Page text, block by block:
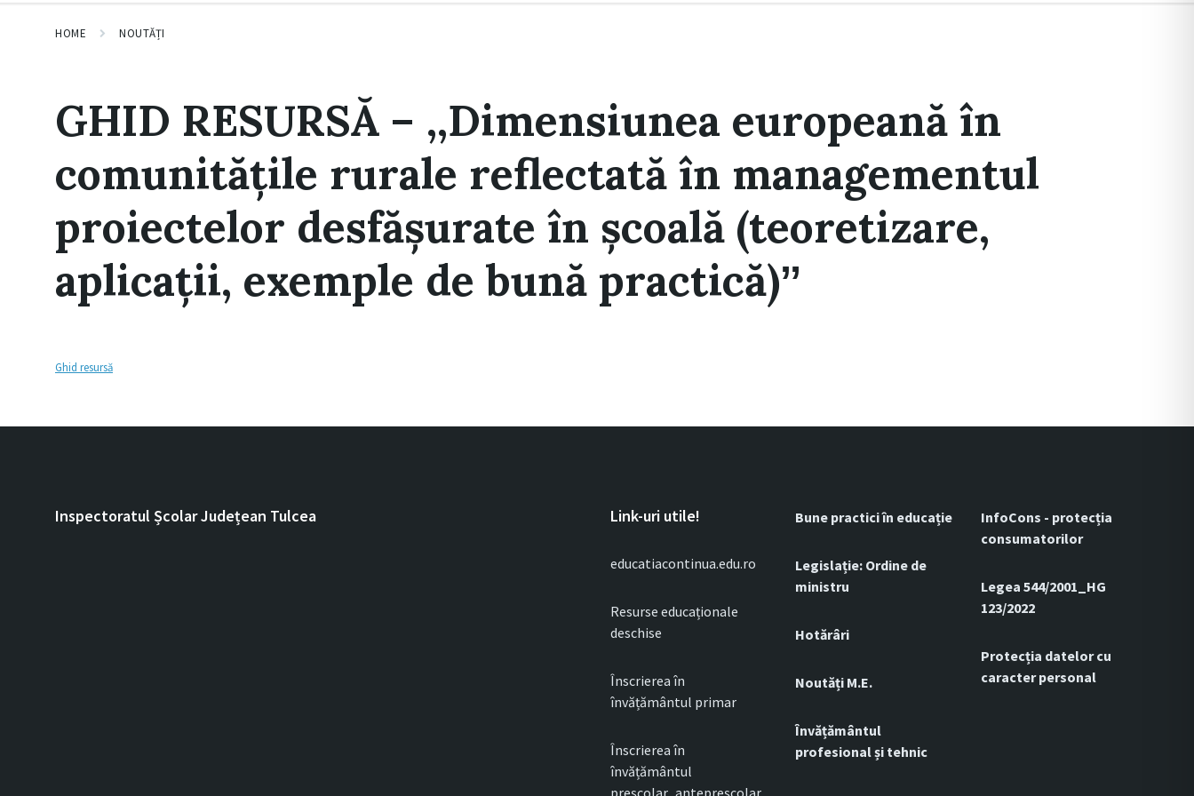
HOME NOUTĂȚI
GHID RESURSĂ – ,,Dimensiunea europeană în
comunitățile rurale reflectată în managementul
proiectelor desfășurate în școală (teoretizare,
aplicații, exemple de bună practică)ˮ
Ghid resursă
Inspectoratul Școlar Județean Tulcea Link-uri utile!
educatiacontinua.edu.ro
Resurse educaționale
deschise
Înscrierea în
învățământul primar
Înscrierea în
învățământul
preșcolar_antepreșcolar
Bune practici în educație
Legislație: Ordine de
ministru
Hotărâri
Noutăți M.E.
Învățământul
profesional și tehnic
InfoCons - protecția
consumatorilor
Legea 544/2001_HG
123/2022
Protecția datelor cu
caracter personal